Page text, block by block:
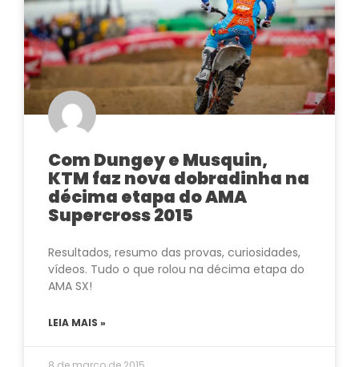
Com Dungey e Musquin,
KTM faz nova dobradinha na
décima etapa do AMA
Supercross 2015
Resultados, resumo das provas, curiosidades,
vídeos. Tudo o que rolou na décima etapa do
AMA SX!
LEIA MAIS »